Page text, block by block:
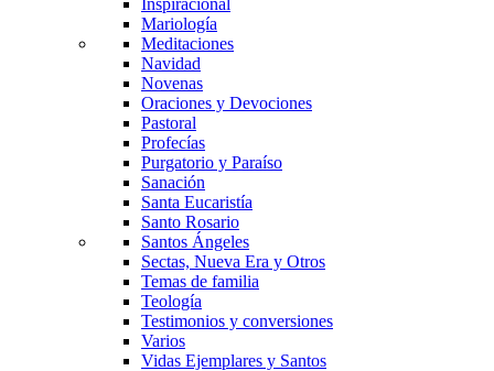
Inspiracional
Mariología
Meditaciones
Navidad
Novenas
Oraciones y Devociones
Pastoral
Profecías
Purgatorio y Paraíso
Sanación
Santa Eucaristía
Santo Rosario
Santos Ángeles
Sectas, Nueva Era y Otros
Temas de familia
Teología
Testimonios y conversiones
Varios
Vidas Ejemplares y Santos